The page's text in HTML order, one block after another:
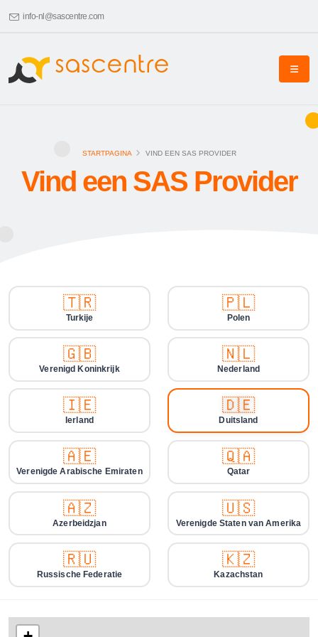
info-nl@sascentre.com
STARTPAGINA VIND EEN SAS PROVIDER
Vind een SAS Provider
🇹🇷
Turkije
🇵🇱
Polen
🇬🇧
Verenigd Koninkrijk
🇳🇱
Nederland
🇮🇪
Ierland
🇩🇪
Duitsland
🇦🇪
Verenigde Arabische Emiraten
🇶🇦
Qatar
🇦🇿
Azerbeidzjan
🇺🇸
Verenigde Staten van Amerika
🇷🇺
Russische Federatie
🇰🇿
Kazachstan